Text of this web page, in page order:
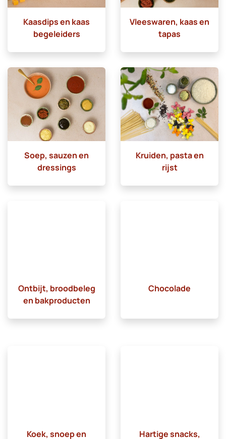
Kaasdips en kaas
begeleiders
Vleeswaren, kaas en
tapas
Soep, sauzen en
dressings
Kruiden, pasta en
rijst
Ontbijt, broodbeleg
en bakproducten
Chocolade
Koek, snoep en Hartige snacks,